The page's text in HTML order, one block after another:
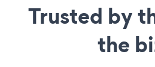
Trusted by
the